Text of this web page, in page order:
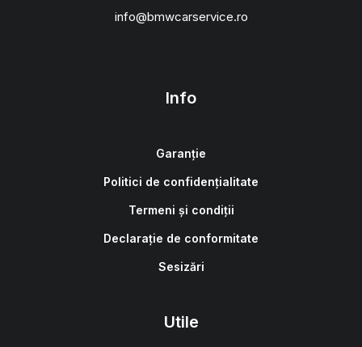
info@bmwcarservice.ro
Info
Garanție
Politici de confidențialitate
Termeni și condiții
Declarație de conformitate
Sesizări
Utile